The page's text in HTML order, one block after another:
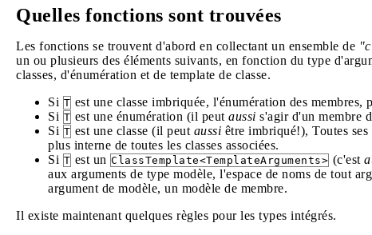
Quelles fonctions sont trouvées
Les fonctions se trouvent d'abord en collectant un ensemble de
un ou plusieurs des éléments suivants, en fonction du type
classes, d'énumération et de template de classe.
Si T est une classe imbriquée, l'énumération des membres,
Si T est une énumération (il peut aussi s'agir d'un membre
Si T est une classe (il peut aussi être imbriqué!), Toutes ses
plus interne de toutes les classes associées.
Si T est un ClassTemplate<TemplateArguments> (c'est
aux arguments de type modèle, l'espace de noms de tout
argument de modèle, un modèle de membre.
Il existe maintenant quelques règles pour les types intégrés.